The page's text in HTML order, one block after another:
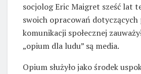
socjolog Eric Maigret sześć lat
swoich opracowań
komunikacji społecznej
„opium dla ludu” są media.
Opium służyło jako środek